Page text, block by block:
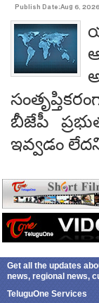
Publish Date:Aug 6, 2026
బీజేపీ
ఇవ్వడం
Get all the updates
news, regional news,
TeluguOne Services